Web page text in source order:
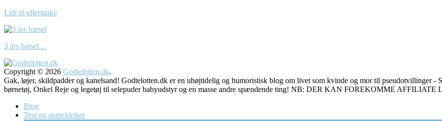
Lidt til eftertanke
3 års barsel…
Copyright © 2026 Godtelotten.dk.
Gak, løjer, skildpadder og kanelsand! Godtelotten.dk er en uhøjtidelig og humoristisk blog om livet som kvinde og mor til pseudotvillinger -
børnetøj, Onkel Reje og legetøj til selepuder babyudstyr og en masse andre spændende ting! NB: DER KAN FOREKOMME AFFILIATE
Blog
Test og anmeldelser